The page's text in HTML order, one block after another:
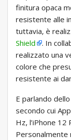
finitura opaca
resistente alle
tuttavia, è
Shield
. In
realizzato una
colore che
resistente ai
E parlando
secondo cui
Hz, l’iPhone
Personalmente